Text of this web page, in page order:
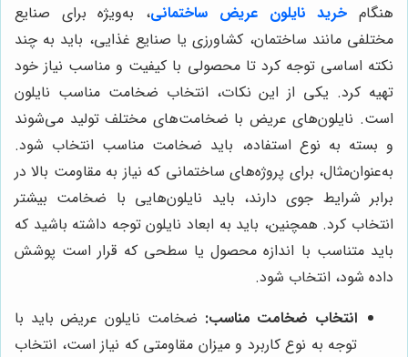
هنگام خرید نایلون عریض ساختمانی، به‌ویژه برای صنایع
مختلفی مانند ساختمان، کشاورزی یا صنایع غذایی، باید به چند
نکته اساسی توجه کرد تا محصولی با کیفیت و مناسب نیاز خود
تهیه کرد. یکی از این نکات، انتخاب ضخامت مناسب نایلون
است. نایلون‌های عریض با ضخامت‌های مختلف تولید می‌شوند
و بسته به نوع استفاده، باید ضخامت مناسب انتخاب شود.
به‌عنوان‌مثال، برای پروژه‌های ساختمانی که نیاز به مقاومت بالا در
برابر شرایط جوی دارند، باید نایلون‌هایی با ضخامت بیشتر
انتخاب کرد. همچنین، باید به ابعاد نایلون توجه داشته باشید که
باید متناسب با اندازه محصول یا سطحی که قرار است پوشش
داده شود، انتخاب شود.
انتخاب ضخامت مناسب: ضخامت نایلون عریض باید با
توجه به نوع کاربرد و میزان مقاومتی که نیاز است، انتخاب